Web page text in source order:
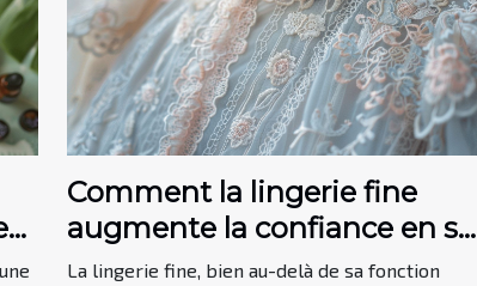
Comment la lingerie fine
augmente la confiance en soi
chez les femmes
La lingerie fine, bien au-delà de sa fonction